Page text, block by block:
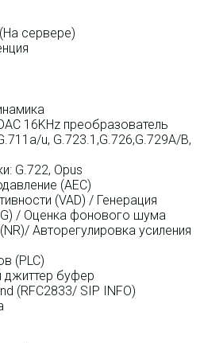
сервере)
16KHz преобразователь
u, G.723.1,G.726,G.729A/B,
G.722, Opus
(AEC)
(VAD) / Генерация
/ Оценка фонового шума
Авторегулировка усиления
(PLC)
джиттер буфер
(RFC2833/ SIP INFO)